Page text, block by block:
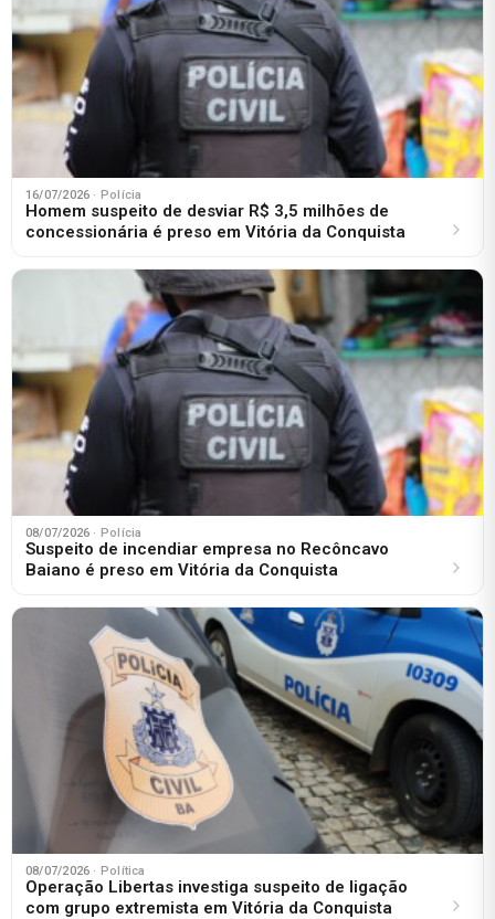
16/07/2026 · Polícia
Homem suspeito de desviar R$ 3,5 milhões de
concessionária é preso em Vitória da Conquista
08/07/2026 · Polícia
Suspeito de incendiar empresa no Recôncavo
Baiano é preso em Vitória da Conquista
08/07/2026 · Política
Operação Libertas investiga suspeito de ligação
com grupo extremista em Vitória da Conquista